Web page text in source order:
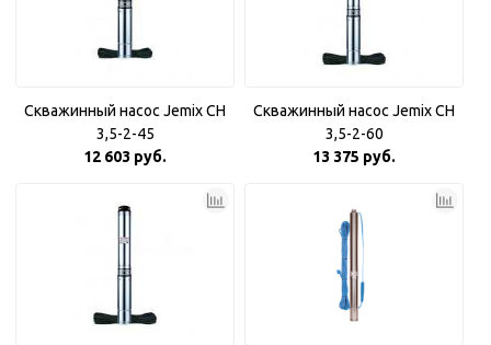
Скважинный насос Jemix CH
3,5-2-45
12 603 руб.
Скважинный насос Jemix CH
3,5-2-60
13 375 руб.